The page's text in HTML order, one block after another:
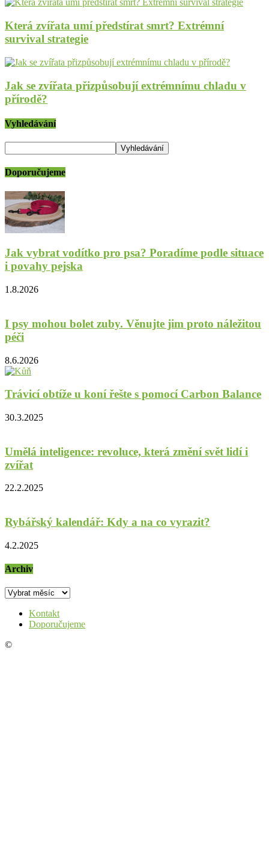
Která zvířata umí předstírat smrt? Extrémní
survival strategie
Jak se zvířata přizpůsobují extrémnímu chladu v
přírodě?
Vyhledávání
Doporučujeme
Jak vybrat vodítko pro psa? Poradíme podle situace
i povahy pejska
1.8.2026
I psy mohou bolet zuby. Věnujte jim proto náležitou
péči
8.6.2026
Trávicí obtíže u koní řešte s pomocí Carbon Balance
30.3.2025
Umělá inteligence: revoluce, která změní svět lidí i
zvířat
22.2.2025
Rybářský kalendář: Kdy a na co vyrazit?
4.2.2025
Archiv
Archiv
Kontakt
Doporučujeme
©